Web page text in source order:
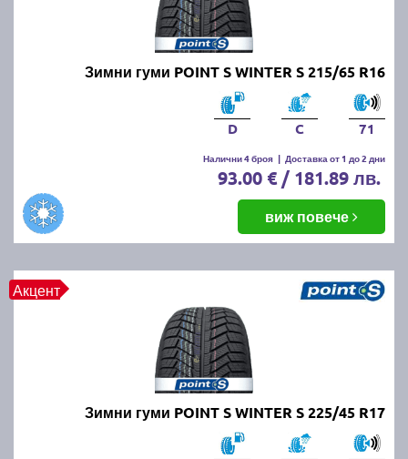
Зимни гуми POINT S WINTER S 215/65 R16
D C 71
Налични 4 броя | Доставка от 1 до 2 дни
93.00 € / 181.89 лв.
виж повече
Акцент
Зимни гуми POINT S WINTER S 225/45 R17